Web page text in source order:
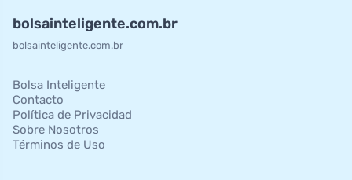
bolsainteligente.com.br
bolsainteligente.com.br
Bolsa Inteligente
Contacto
Política de Privacidad
Sobre Nosotros
Términos de Uso